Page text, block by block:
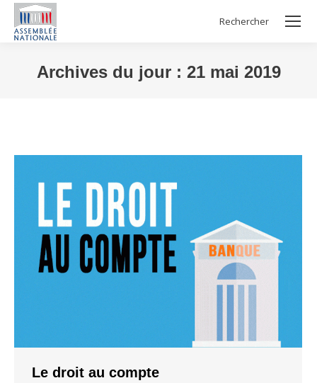
Search:
Rechercher
Archives du jour : 21 mai 2019
Le droit au compte